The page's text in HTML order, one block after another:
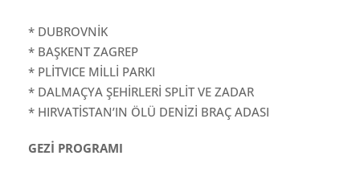
* DUBROVNİK
* BAŞKENT ZAGREP
* PLİTVICE MİLLİ PARKI
* DALMAÇYA ŞEHİRLERİ SPLİT VE ZADAR
* HIRVATİSTAN’IN ÖLÜ DENİZİ BRAÇ ADASI
GEZİ PROGRAMI